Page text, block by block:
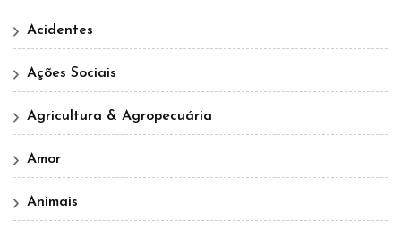
Acidentes
Ações Sociais
Agricultura & Agropecuária
Amor
Animais